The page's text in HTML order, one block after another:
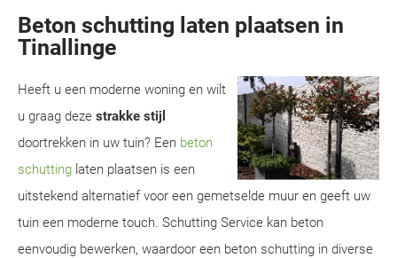
Beton schutting laten plaatsen in
Tinallinge
Heeft u een moderne woning en wilt
u graag deze strakke stijl
doortrekken in uw tuin? Een beton
schutting laten plaatsen is een
uitstekend alternatief voor een gemetselde muur en geeft uw
tuin een moderne touch. Schutting Service kan beton
eenvoudig bewerken, waardoor een beton schutting in diverse